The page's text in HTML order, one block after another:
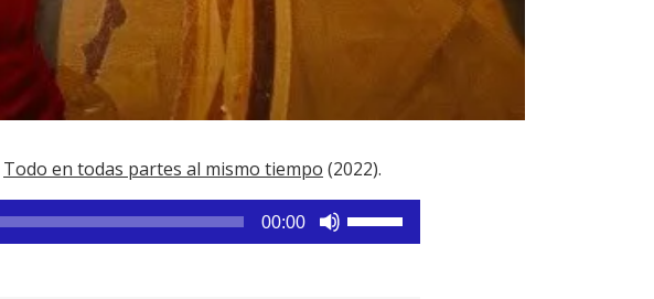
Todo en todas partes al mismo tiempo (2022).
00:00